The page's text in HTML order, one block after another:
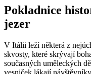
Pokladnice
jezer
V Itálii leží některá z
skvosty, které skrývají
současných uměleckých
vesniček lákají